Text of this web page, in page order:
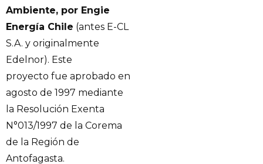
Ambiente, por Engie
Energía Chile (antes E-CL
S.A. y originalmente
Edelnor). Este
proyecto fue aprobado en
agosto de 1997 mediante
la Resolución Exenta
N°013/1997 de la Corema
de la Región de
Antofagasta.